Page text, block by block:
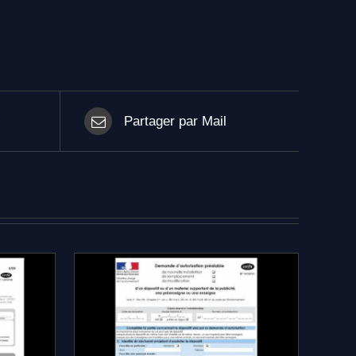
Partager par Mail